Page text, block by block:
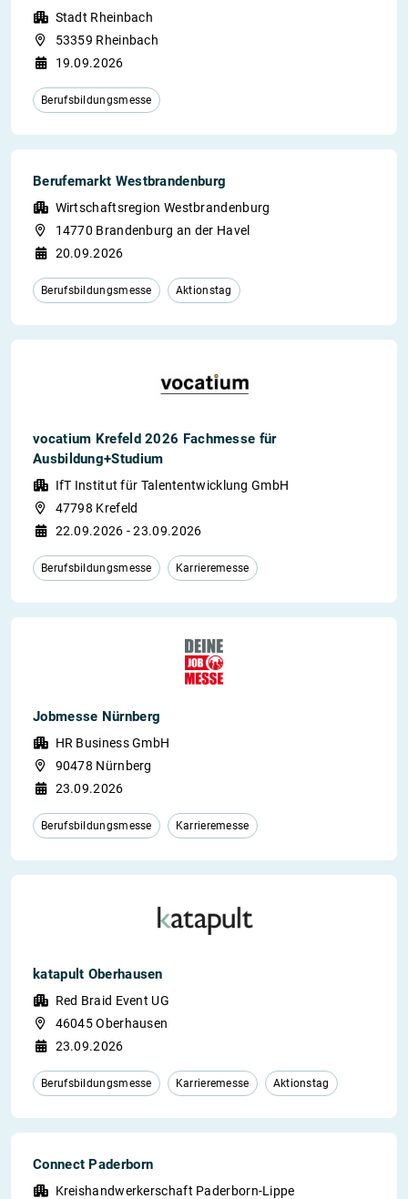
Stadt Rheinbach
53359 Rheinbach
19.09.2026
Berufsbildungsmesse
Berufemarkt Westbrandenburg
Wirtschaftsregion Westbrandenburg
14770 Brandenburg an der Havel
20.09.2026
Berufsbildungsmesse Aktionstag
vocatium Krefeld 2026 Fachmesse für
Ausbildung+Studium
IfT Institut für Talententwicklung GmbH
47798 Krefeld
22.09.2026 - 23.09.2026
Berufsbildungsmesse Karrieremesse
Jobmesse Nürnberg
HR Business GmbH
90478 Nürnberg
23.09.2026
Berufsbildungsmesse Karrieremesse
katapult Oberhausen
Red Braid Event UG
46045 Oberhausen
23.09.2026
Berufsbildungsmesse Karrieremesse Aktionstag
Connect Paderborn
Kreishandwerkerschaft Paderborn-Lippe